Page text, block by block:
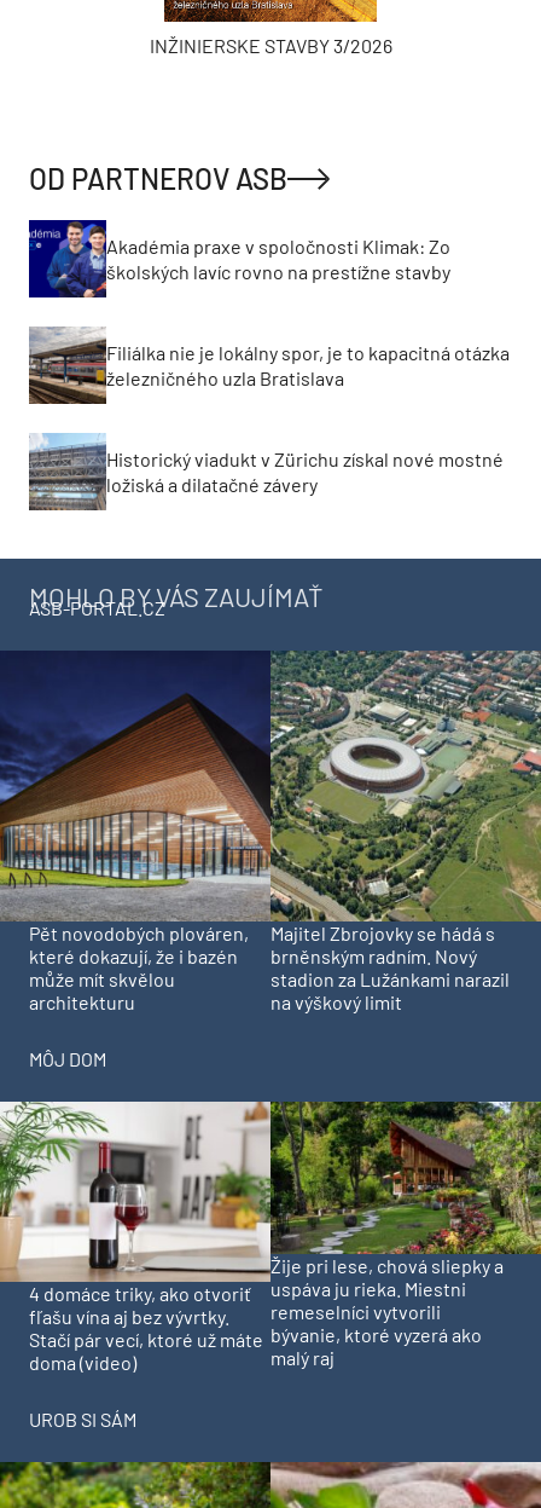
INŽINIERSKE STAVBY 3/2026
OD PARTNEROV ASB
Akadémia praxe v spoločnosti Klimak: Zo
školských lavíc rovno na prestížne stavby
Filiálka nie je lokálny spor, je to kapacitná otázka
železničného uzla Bratislava
Historický viadukt v Zürichu získal nové mostné
ložiská a dilatačné závery
MOHLO BY VÁS ZAUJÍMAŤ
ASB-PORTAL.CZ
Pět novodobých plováren,
které dokazují, že i bazén
může mít skvělou
architekturu
Majitel Zbrojovky se hádá s
brněnským radním. Nový
stadion za Lužánkami narazil
na výškový limit
MÔJ DOM
4 domáce triky, ako otvoriť
fľašu vína aj bez vývrtky.
Stačí pár vecí, ktoré už máte
doma (video)
Žije pri lese, chová sliepky a
uspáva ju rieka. Miestni
remeselníci vytvorili
bývanie, ktoré vyzerá ako
malý raj
UROB SI SÁM